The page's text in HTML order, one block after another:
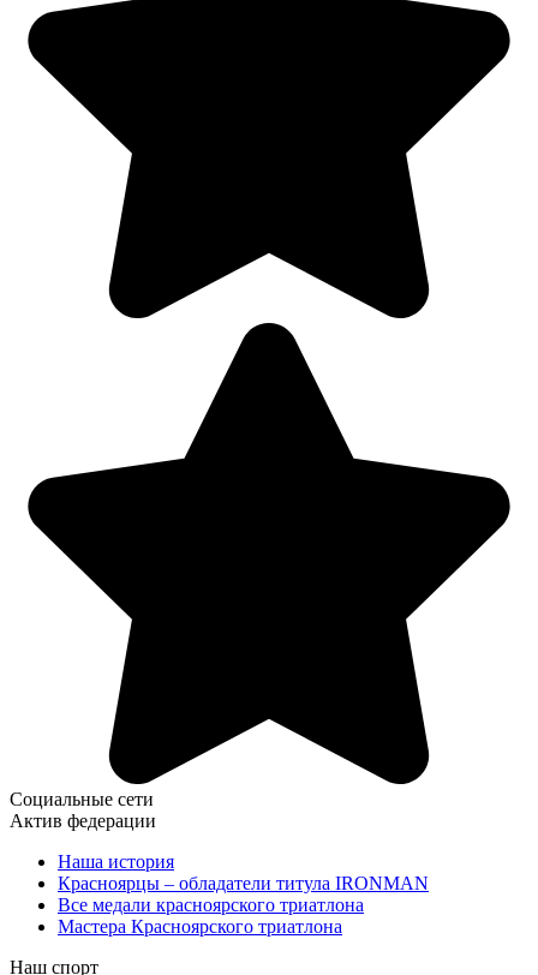
Социальные сети
Актив федерации
Наша история
Красноярцы – обладатели титула IRONMAN
Все медали красноярского триатлона
Мастера Красноярского триатлона
Наш спорт